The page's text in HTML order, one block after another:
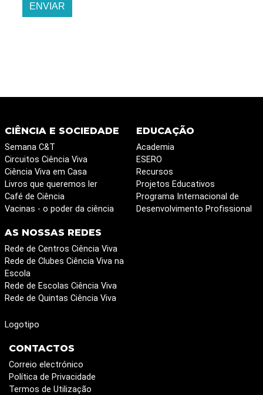
ENVIAR
CIÊNCIA E SOCIEDADE
Semana C&T
Circuitos Ciência Viva
Ciência Viva em Casa
Livros que queremos ler
Café de Ciência
Vacinas - o poder da ciência
EDUCAÇÃO
Academia
ESERO
Recursos
Projetos Educativos
Programa Internacional de
Desenvolvimento Profissional
AS NOSSAS REDES
Rede de Centros Ciência Viva
Rede de Clubes Ciência Viva na
Escola
Rede de Escolas Ciência Viva
Rede de Quintas Ciência Viva
Logotipo
CONTACTOS
Correio electrónico
Política de Privacidade
Termos de Utilização